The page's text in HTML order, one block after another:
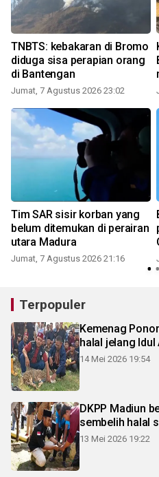
TNBTS: kebakaran di Bromo
diduga sisa perapian orang
di Bantengan
Jumat, 7 Agustus 2026 23:02
Tim SAR sisir korban yang
belum ditemukan di perairan
utara Madura
Jumat, 7 Agustus 2026 21:16
Terpopuler
Kemenag
halal jelang Idul
14 Mei 2026 19:54
DKPP Madiun
sembelih halal
13 Mei 2026 19:22